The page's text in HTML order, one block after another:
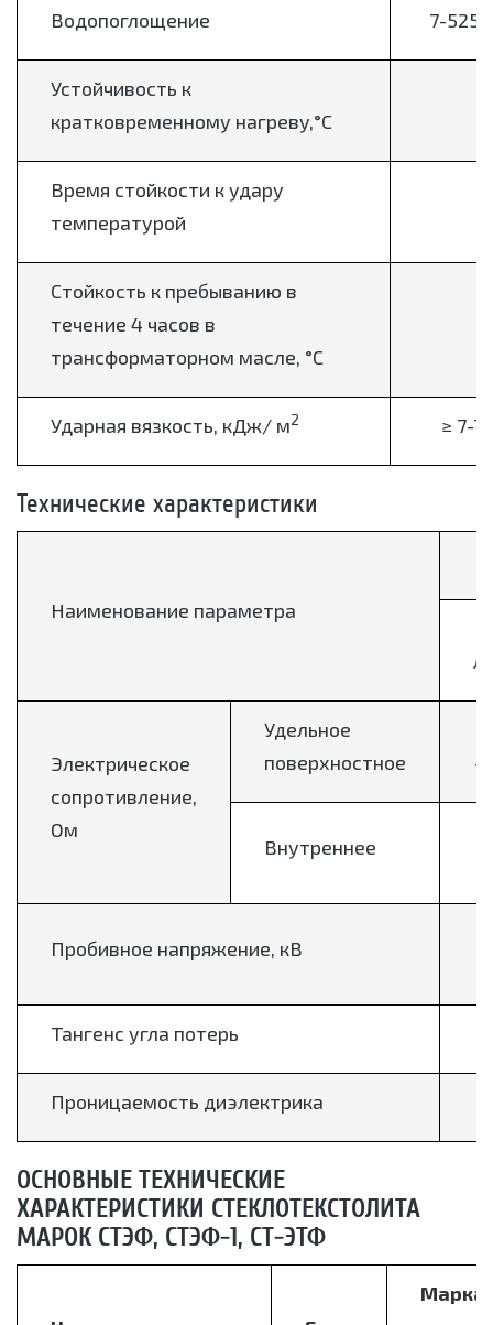
Водопоглощение 7-525
Устойчивость к
кратковременному нагреву,°С
Время стойкости к удару
температурой
Стойкость к пребыванию в
течение 4 часов в
трансформаторном масле, °С
Ударная вязкость, кДж/ м2 ≥ 7-
Технические характеристики
Наименование параметра
Электрическое
сопротивление,
Ом
Удельное
поверхностное
-
Внутреннее
Пробивное напряжение, кВ
Тангенс угла потерь
Проницаемость диэлектрика
ОСНОВНЫЕ ТЕХНИЧЕСКИЕ
ХАРАКТЕРИСТИКИ СТЕКЛОТЕКСТОЛИТА
МАРОК СТЭФ, СТЭФ-1, СТ-ЭТФ
Марка